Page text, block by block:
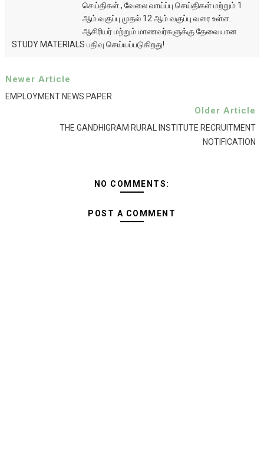
செய்திகள் , வேலை வாய்ப்பு செய்திகள் மற்றும் 1
ஆம் வகுப்பு முதல் 12 ஆம் வகுப்பு வரை உள்ள
ஆசிரியர் மற்றும் மாணவர்களுக்கு தேவையான
STUDY MATERIALS பதிவு செய்யப்படுகிறது!
Newer Article
EMPLOYMENT NEWS PAPER
Older Article
THE GANDHIGRAM RURAL INSTITUTE RECRUITMENT
NOTIFICATION
NO COMMENTS:
POST A COMMENT